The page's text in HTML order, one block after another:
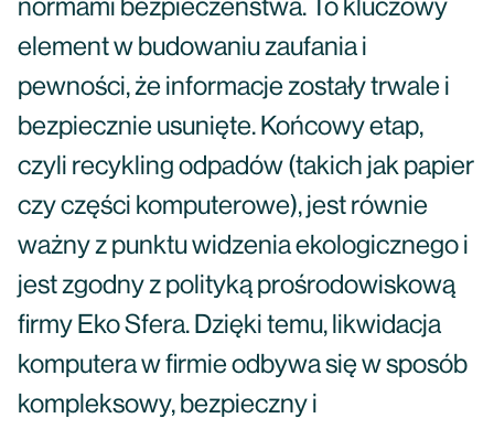
normami bezpieczeństwa. To kluczowy
element w budowaniu zaufania i
pewności, że informacje zostały trwale i
bezpiecznie usunięte. Końcowy etap,
czyli recykling odpadów (takich jak papier
czy części komputerowe), jest równie
ważny z punktu widzenia ekologicznego i
jest zgodny z polityką prośrodowiskową
firmy Eko Sfera. Dzięki temu, likwidacja
komputera w firmie odbywa się w sposób
kompleksowy, bezpieczny i